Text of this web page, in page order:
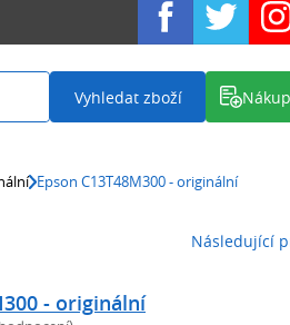
Vyhledat zboží
Epson C13T48M300 - originální
Následující
- originální